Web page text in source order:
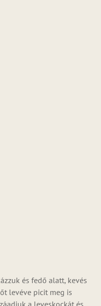
és fedő alatt, kevés
levéve picit meg is
a leveskockát és